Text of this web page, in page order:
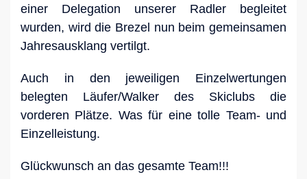
einer Delegation unserer Radler begleitet
wurden, wird die Brezel nun beim gemeinsamen
Jahresausklang vertilgt.
Auch in den jeweiligen Einzelwertungen
belegten Läufer/Walker des Skiclubs die
vorderen Plätze. Was für eine tolle Team- und
Einzelleistung.
Glückwunsch an das gesamte Team!!!